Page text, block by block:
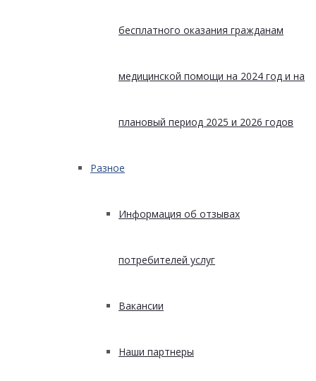
бесплатного оказания гражданам
медицинской помощи на 2024 год и на
плановый период 2025 и 2026 годов
Разное
Информация об отзывах
потребителей услуг
Вакансии
Наши партнеры